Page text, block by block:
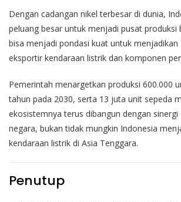
Dengan cadangan nikel terbesar di dunia,
peluang besar untuk menjadi pusat produksi
bisa menjadi pondasi kuat untuk menjadikan
eksportir kendaraan listrik dan komponen
Pemerintah menargetkan produksi 600.000
tahun pada 2030, serta 13 juta unit sepeda
ekosistemnya terus dibangun dengan
negara, bukan tidak mungkin Indonesia
kendaraan listrik di Asia Tenggara.
Penutup